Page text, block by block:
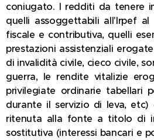
coniugato. I redditi da tenere
quelli assoggettabili all'Irpef
fiscale e contributiva, quelli
prestazioni assistenziali
di invalidità civile, cieco civile,
guerra, le rendite vitalizie
privilegiate ordinarie tabellari
durante il servizio di leva,
ritenuta alla fonte a titolo di
sostitutiva (interessi bancari e